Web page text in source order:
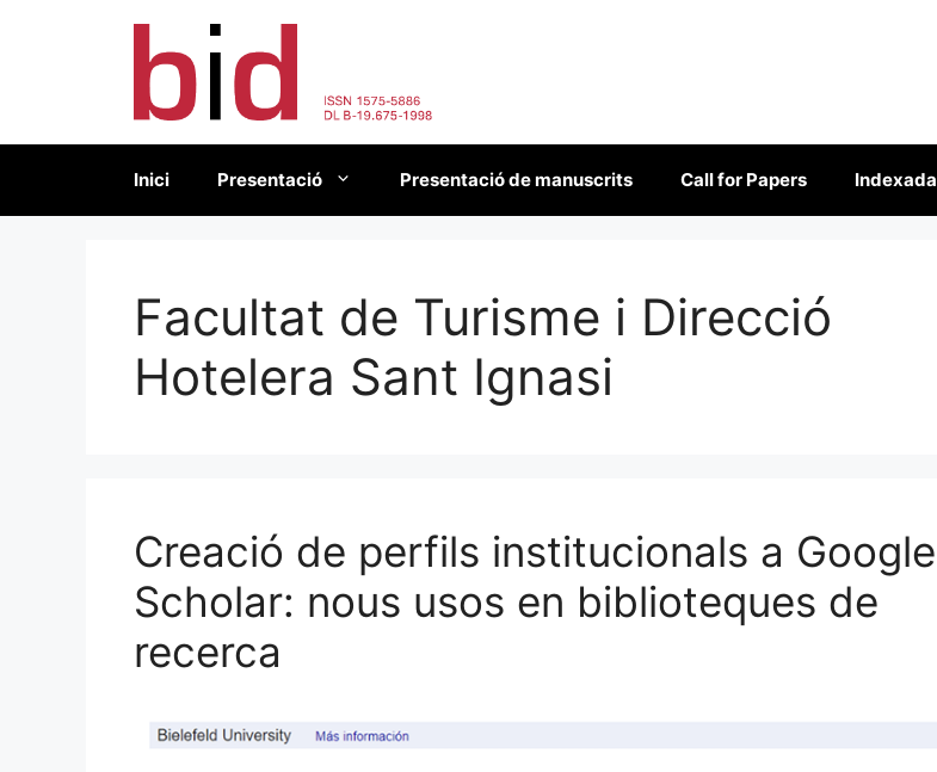
Inici Presentació Presentació de manuscrits Call for Papers Indexada
Facultat de Turisme i Direcció
Hotelera Sant Ignasi
Creació de perfils institucionals a Google
Scholar: nous usos en biblioteques de
recerca